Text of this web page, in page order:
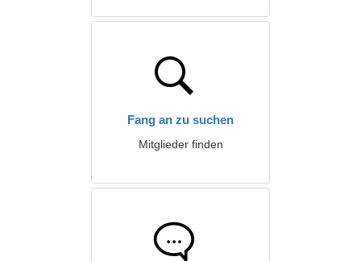
Fang an zu suchen
Mitglieder finden